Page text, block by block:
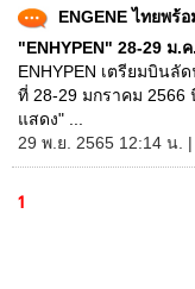
ENGENE ไทยพร้
"ENHYPEN" 28-29 ม.
ENHYPEN เตรียมบินลั
ที่ 28-29 มกราคม 2566
แสดง" ...
29 พ.ย. 2565 12:14 น.
1